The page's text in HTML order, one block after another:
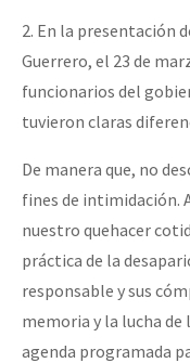
2. En la presentación
Guerrero, el 23 de
funcionarios del
tuvieron claras
De manera que, no
fines de intimidación.
nuestro quehacer
práctica de la
responsable y sus
memoria y la lucha
agenda programada